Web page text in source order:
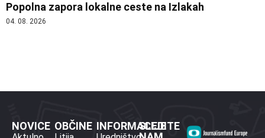
Popolna zapora lokalne ceste na Izlakah
04. 08. 2026
NOVICE OBČINE INFORMACIJE
SLEDITE